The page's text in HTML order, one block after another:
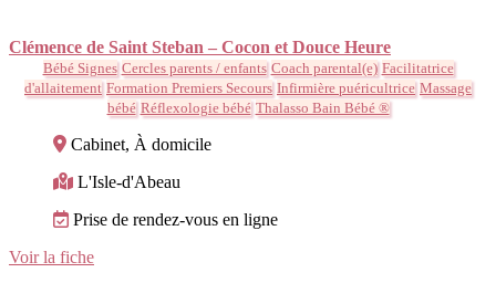
Clémence de Saint Steban – Cocon et Douce Heure
Bébé Signes Cercles parents / enfants Coach parental(e) Facilitatrice
d'allaitement Formation Premiers Secours Infirmière puéricultrice Massage
bébé Réflexologie bébé Thalasso Bain Bébé ®
Cabinet, À domicile
L'Isle-d'Abeau
Prise de rendez-vous en ligne
Voir la fiche